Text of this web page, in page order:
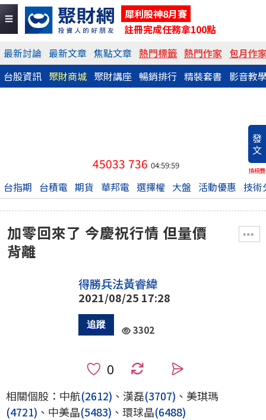
犀利股神8月賽
註冊完成任務拿100點
最新討論 最新文章 焦點文章 熱門標籤 熱門作家 包月作
台股資訊 聚財商城 聚財講座 暢銷排行 精裝套書 影音教
發
文
換稿費
45033 736 04:59:59
台指期 台積電 期貨 華邦電 選擇權 大盤 活動優惠 技術
加零回來了 今慶祝行情 但量價
背離
得勝兵法黃睿緯
2021/08/25 17:28
3302
相關個股：中航(2612) 、漢磊(3707) 、美琪瑪
(4721) 、中美晶(5483) 、環球晶(6488)